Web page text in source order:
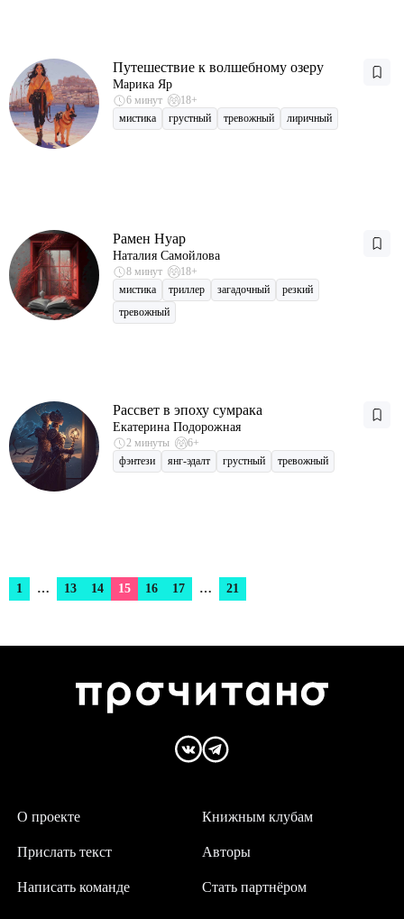
Путешествие к волшебному озеру
Марика Яр
6 минут
18+
мистика
грустный тревожный лиричный
Рамен Нуар
Наталия Самойлова
8 минут
18+
мистика
триллер загадочный
резкий
тревожный
Рассвет в эпоху сумрака
Екатерина Подорожная
2 минуты
6+
фэнтези
янг-эдалт грустный тревожный
1 … 13 14 15 16 17 … 21
О проекте
Написать команде
Авторы
Прислать текст
Книжным клубам
Стать партнёром